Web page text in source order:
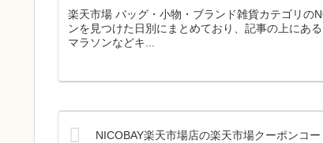
楽天市場 バッグ・小物・ブランド雑貨カテゴリの
ンを見つけた日別にまとめており、記事の上にあ
マラソンなどキ...
NICOBAY楽天市場店の楽天市場クーポンコ